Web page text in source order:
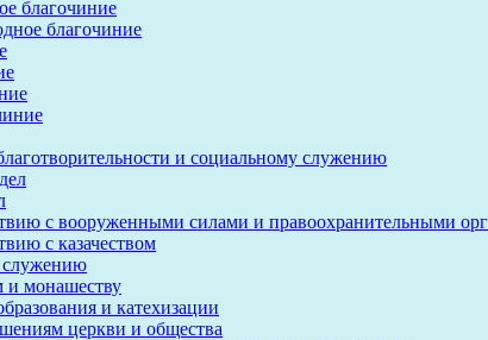
благочиние
благочиние
и социальному служению
с вооруженными силами и правоохранительными
с казачеством
и монашеству
и катехизации
церкви и общества